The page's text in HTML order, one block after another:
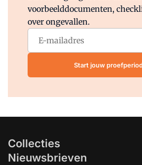
voorbeelddocumenten,
over ongevallen.
Start jouw
Collecties
Nieuwsbrieven